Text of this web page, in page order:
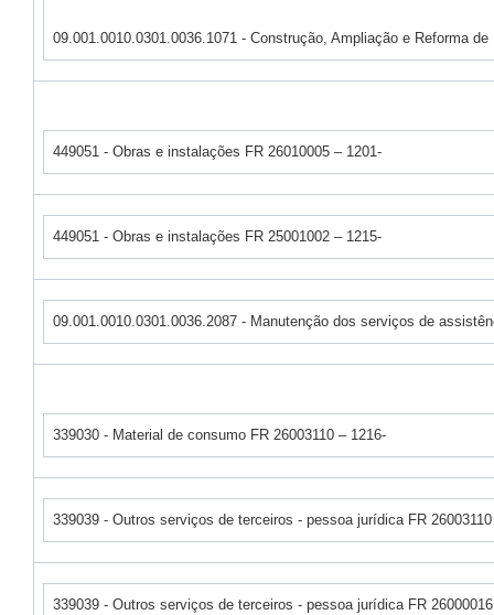
09.001.0010.0301.0036.1071 - Construção, Ampliação e Reforma
449051 - Obras e instalações FR 26010005 – 1201-
449051 - Obras e instalações FR 25001002 – 1215-
09.001.0010.0301.0036.2087 - Manutenção dos serviços de
339030 - Material de consumo FR 26003110 – 1216-
339039 - Outros serviços de terceiros - pessoa jurídica FR
339039 - Outros serviços de terceiros - pessoa jurídica FR